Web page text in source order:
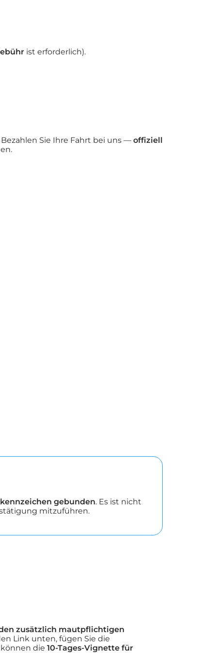
ist erforderlich).
Sie Ihre Fahrt bei uns — offiziell
gebunden. Es ist nicht
mitzuführen.
zusätzlich mautpflichtigen
Link unten, fügen Sie die
die 10-Tages-Vignette für